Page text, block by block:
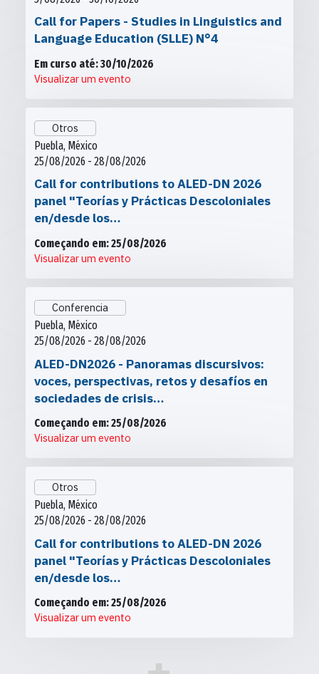
Call for Papers - Studies in Linguistics and
Language Education (SLLE) N°4
Em curso até: 30/10/2026
Visualizar um evento
Otros
Puebla, México
25/08/2026 - 28/08/2026
Call for contributions to ALED-DN 2026
panel "Teorías y Prácticas Descoloniales
en/desde los…
Começando em: 25/08/2026
Visualizar um evento
Conferencia
Puebla, México
25/08/2026 - 28/08/2026
ALED-DN2026 - Panoramas discursivos:
voces, perspectivas, retos y desafíos en
sociedades de crisis…
Começando em: 25/08/2026
Visualizar um evento
Otros
Puebla, México
25/08/2026 - 28/08/2026
Call for contributions to ALED-DN 2026
panel "Teorías y Prácticas Descoloniales
en/desde los…
Começando em: 25/08/2026
Visualizar um evento